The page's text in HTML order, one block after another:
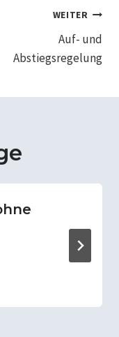
WEITER
Auf- und
Abstiegsregelung